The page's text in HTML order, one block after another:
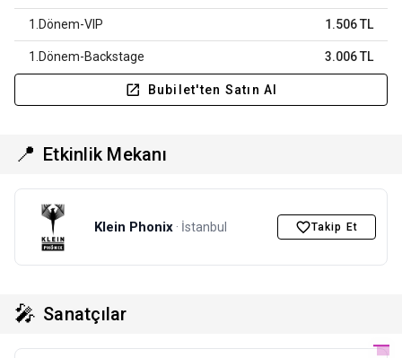
1.Dönem-VIP 1.506 TL
1.Dönem-Backstage 3.006 TL
Bubilet'ten Satın Al
📍 Etkinlik Mekanı
Klein Phonix · İstanbul Takip Et
🎤 Sanatçılar